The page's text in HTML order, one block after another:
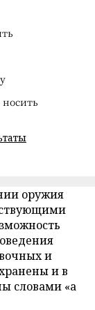
оружия
и
и в
словами «а